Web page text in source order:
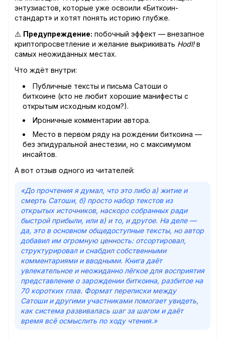
энтузиастов, которые уже освоили «Биткоин-
стандарт» и хотят понять историю глубже.
⚠️ Предупреждение: побочный эффект — внезапное
криптопросветление и желание выкрикивать Hodl!в
самых неожиданных местах.
Что ждёт внутри:
Публичные тексты и письма Сатоши о
биткоине (кто не любит хорошие манифесты с
открытым исходным кодом?).
Ироничные комментарии автора.
Место в первом ряду на рождении биткоина —
без эпидуральной анестезии, но с максимумом
инсайтов.
А вот отзыв одного из читателей:
«До прочтения я думал, что это либо а) житие и
смерть Сатоши, б) просто набор текстов из
открытых источников, наскоро собранных ради
быстрой прибыли, или в) и то, и другое. На деле —
да, это в основном общедоступные тексты, но автор
добавил им огромную ценность: отсортировал,
структурировал и снабдил собственными
комментариями и вводными. Книга даёт
увлекательное и неожиданно лёгкое для восприятия
представление о зарождении биткоина, разбитое на
70 коротких глав. Формат переписки между
Сатоши и другими участниками помогает увидеть,
как система развивалась шаг за шагом и даёт
время всё осмыслить по ходу чтения.»